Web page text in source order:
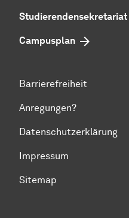
Studierenden­sekretariat
Campusplan
Barrierefreiheit
Anregungen?
Datenschutzerklärung
Impressum
Sitemap